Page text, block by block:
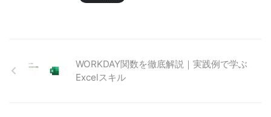
WORKDAY関数を徹底解説｜実践例で学ぶ
Excelスキル